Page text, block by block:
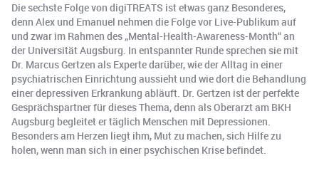
Die sechste Folge von digiTREATS ist etwas ganz Besonderes,
denn Alex und Emanuel nehmen die Folge vor Live-Publikum auf
und zwar im Rahmen des „Mental-Health-Awareness-Month“ an
der Universität Augsburg. In entspannter Runde sprechen sie mit
Dr. Marcus Gertzen als Experte darüber, wie der Alltag in einer
psychiatrischen Einrichtung aussieht und wie dort die Behandlung
einer depressiven Erkrankung abläuft. Dr. Gertzen ist der perfekte
Gesprächspartner für dieses Thema, denn als Oberarzt am BKH
Augsburg begleitet er täglich Menschen mit Depressionen.
Besonders am Herzen liegt ihm, Mut zu machen, sich Hilfe zu
holen, wenn man sich in einer psychischen Krise befindet.